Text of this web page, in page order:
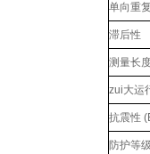
单向重
滞后性
测量长
zui大运
抗震性
防护等